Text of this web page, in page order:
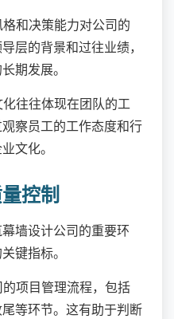
和决策能力对公司的
层的背景和过往业绩，
期发展。
往往体现在团队的工
察员工的工作态度和行
文化。
控制
墙设计公司的重要环
键指标。
项目管理流程，包括
等环节。这有助于判断